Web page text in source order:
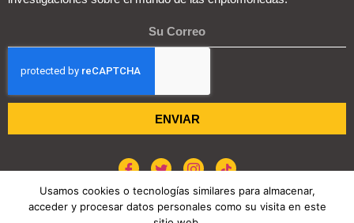
ENVIAR
Usamos cookies o tecnologías similares para almacenar,
acceder y procesar datos personales como su visita en este